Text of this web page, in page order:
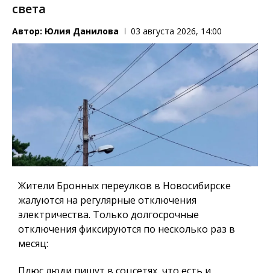
света
Автор: Юлия Данилова 03 августа 2026, 14:00
Жители Бронных переулков в Новосибирске
жалуются на регулярные отключения
электричества. Только долгосрочные
отключения фиксируются по несколько раз в
месяц: